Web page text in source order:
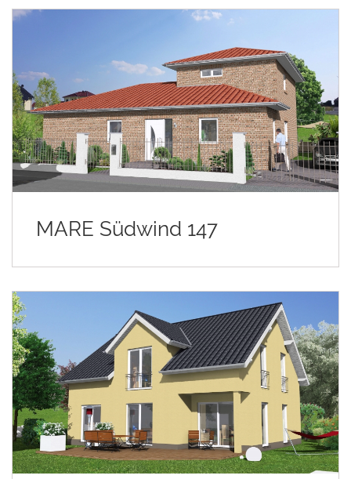
MARE Südwind 147